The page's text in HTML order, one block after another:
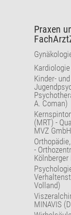
Praxen
Kinder- und
A. Coman)
(MRT) -
MVZ GmbH
-
Kölnberger
Volland)
MINAVIS